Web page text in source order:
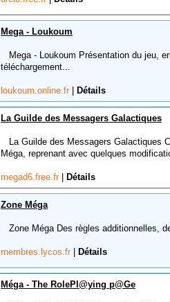
Mega - Loukoum
Mega - Loukoum Présentation du jeu,
téléchargement...
loukoum.online.fr Détails
La Guilde des Messagers Galactiques
La Guilde des Messagers Galactiques
Méga, reprenant avec quelques
megad6.free.fr Détails
Zone Méga
Zone Méga Des règles additionnelles,
membres.lycos.fr Détails
Méga - The RolePl@ying p@Ge